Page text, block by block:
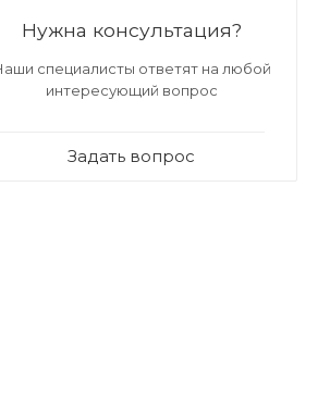
Нужна консультация?
специалисты ответят на любой
интересующий вопрос
Задать вопрос